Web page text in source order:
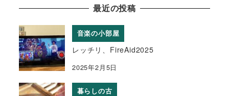
最近の投稿
音楽の小部屋
レッチリ、FireAid2025
2025年2月5日
暮らしの古